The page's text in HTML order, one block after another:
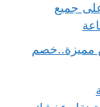
على جميع
مميزة..خصم